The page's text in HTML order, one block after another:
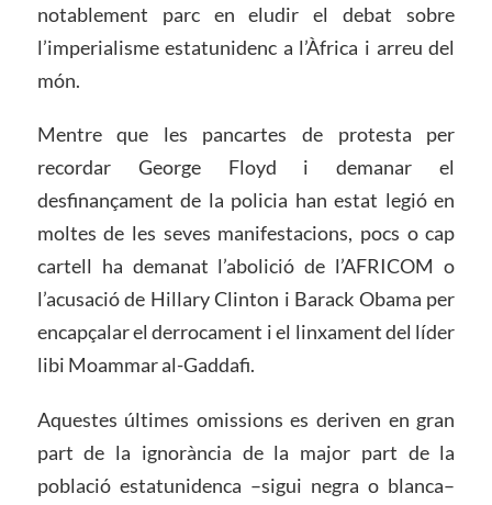
notablement parc en eludir el debat sobre
l’imperialisme estatunidenc a l’Àfrica i arreu del
món.
Mentre que les pancartes de protesta per
recordar George Floyd i demanar el
desfinançament de la policia han estat legió en
moltes de les seves manifestacions, pocs o cap
cartell ha demanat l’abolició de l’AFRICOM o
l’acusació de Hillary Clinton i Barack Obama per
encapçalar el derrocament i el linxament del líder
libi Moammar al-Gaddafi.
Aquestes últimes omissions es deriven en gran
part de la ignorància de la major part de la
població estatunidenca –sigui negra o blanca–